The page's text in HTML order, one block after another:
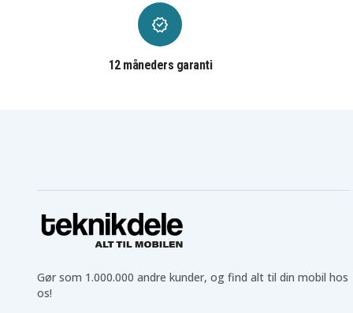
12 måneders garanti
Gør som 1.000.000 andre kunder, og find alt til din mobil hos
os!